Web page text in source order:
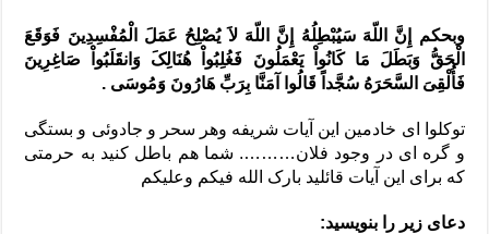
وبحکم إِنَّ اللّهَ سَیُبْطِلُهُ إِنَّ اللّهَ لاَ یُصْلِحُ عَمَلَ الْمُفْسِدِینَ فَوَقَعَ
الْحَقُّ وَبَطَلَ مَا کَانُواْ یَعْمَلُونَ فَغُلِبُواْ هُنَالِکَ وَانقَلَبُواْ صَاغِرِینَ
فَأُلْقِیَ السَّحَرَهُ سُجَّداً قَالُوا آمَنَّا بِرَبِّ هَارُونَ وَمُوسَى .
توکلوا ای خادمین این آیات شریفه وهر سحر و جادوئی و بستگی
و گره ای در وجود فلان………. شما هم باطل کنید به حرمتی
که برای این آیات قائلید بارک الله فیکم وعلیکم
دعای زیر را بنویسید: